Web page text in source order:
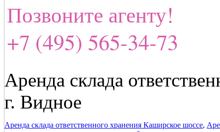
Позвоните агенту!
+7 (495) 565-34-73
Аренда склада
г. Видное
Аренда склада ответственного хранения Каширское шоссе,